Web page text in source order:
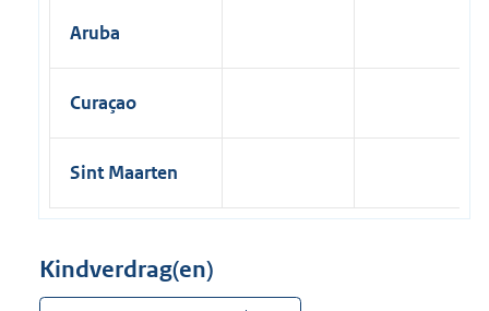
Aruba
Curaçao
Sint Maarten
Kindverdrag(en)